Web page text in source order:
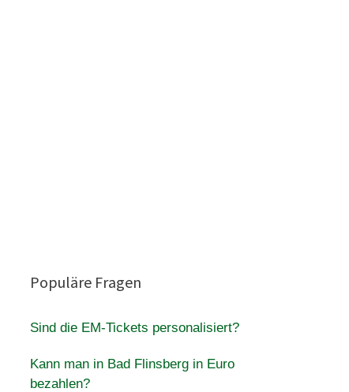
Populäre Fragen
Sind die EM-Tickets personalisiert?
Kann man in Bad Flinsberg in Euro
bezahlen?